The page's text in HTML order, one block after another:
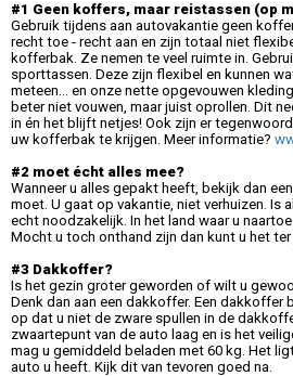
#1 Geen koffers, maar reistassen (op
Gebruik tijdens aan autovakantie geen
recht toe - recht aan en zijn totaal niet
kofferbak. Ze nemen te veel ruimte in.
sporttassen. Deze zijn flexibel en kunnen
meteen… en onze nette opgevouwen
beter niet vouwen, maar juist oprollen. Dit
in én het blijft netjes! Ook zijn er
uw kofferbak te krijgen. Meer informatie?
#2 moet écht alles mee?
Wanneer u alles gepakt heeft, bekijk dan
moet. U gaat op vakantie, niet verhuizen. Is
echt noodzakelijk. In het land waar u
Mocht u toch onthand zijn dan kunt u het
#3 Dakkoffer?
Is het gezin groter geworden of wilt u
Denk dan aan een dakkoffer. Een dakkoffer
op dat u niet de zware spullen in de
zwaartepunt van de auto laag en is het
mag u gemiddeld beladen met 60 kg. Het
auto u heeft. Kijk dit van tevoren goed na.